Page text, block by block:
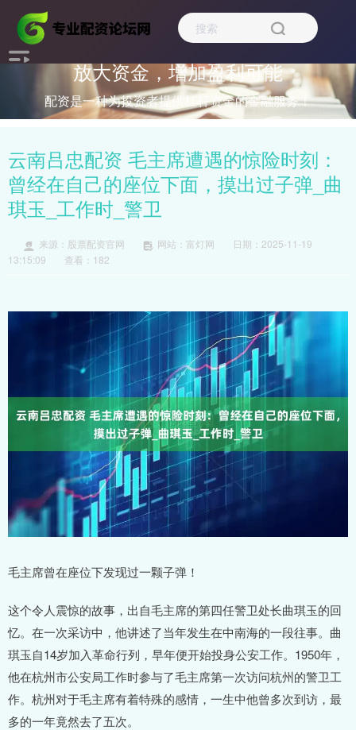
放大资金，增加盈利可能
配资是一种为投资者提供杠杆资金的金融服务！
云南吕忠配资 毛主席遭遇的惊险时刻：
曾经在自己的座位下面，摸出过子弹_曲
琪玉_工作时_警卫
来源：股票配资官网 网站：富灯网
日期：2025-11-19
13:15:09
查看：182
毛主席曾在座位下发现过一颗子弹！
这个令人震惊的故事，出自毛主席的第四任警卫处长曲琪玉的回
忆。在一次采访中，他讲述了当年发生在中南海的一段往事。曲
琪玉自14岁加入革命行列，早年便开始投身公安工作。1950年，
他在杭州市公安局工作时参与了毛主席第一次访问杭州的警卫工
作。杭州对于毛主席有着特殊的感情，一生中他曾多次到访，最
多的一年竟然去了五次。